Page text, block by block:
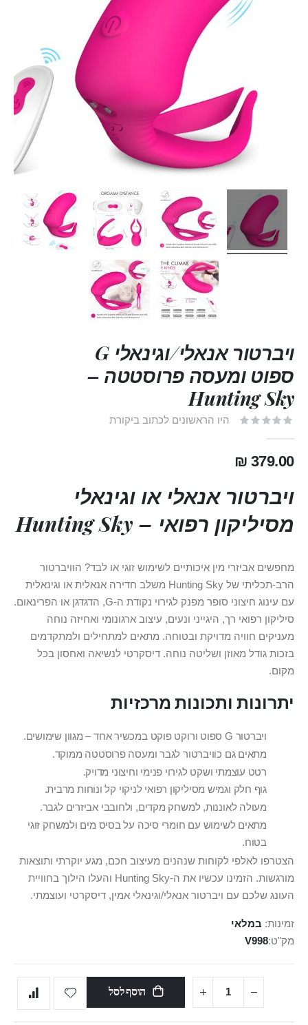
ויברטור אנאלי/וגינאלי G
ספוט ומעסה פרוסטטה –
Hunting Sky
היו הראשונים לכתוב ביקורת
379.00 ₪
ויברטור אנאלי או וגינאלי
מסיליקון רפואי – Hunting Sky
מחפשים אביזרי מין איכותיים לשימוש זוגי או לבד? הוויברטור
הרב-תכליתי של Hunting Sky משלב חדירה אנאלית או וגינאלית
עם עינוג חיצוני סופר מפנק לגירוי נקודת ה-G, הדגדגן או הפרינאום.
סיליקון רפואי רך, היגייני ונעים, עיצוב ארגונומי ואחיזה נוחה
מעניקים חוויה מדויקת ובטוחה. מתאים למתחילים ולמתקדמים
בזכות גודל מאוזן ושליטה נוחה. דיסקרטי לנשיאה ואחסון בכל
מקום.
יתרונות ותכונות מרכזיות
ויברטור G ספוט ורוקט פוקט במכשיר אחד – מגוון שימושים.
מתאים גם כוויברטור לגבר ומעסה פרוסטטה ממוקד.
רטט עוצמתי ושקט לגירוי פנימי וחיצוני מדויק.
גוף חלק וגמיש מסיליקון רפואי לניקוי קל ונוחות מרבית.
מעולה לאוננות, למשחק מקדים, ולחובבי אביזרים לגבר.
מתאים לשימוש עם חומרי סיכה על בסיס מים ולמשחק זוגי
בטוח.
הצטרפו לאלפי לקוחות שנהנים מעיצוב חכם, מגע יוקרתי ותוצאות
מורגשות. הזמינו עכשיו את ה-Hunting Sky והעלו הילוך בחוויית
העונג שלכם עם ויברטור אנאלי/וגינאלי אמין, דיסקרטי ועוצמתי.
זמינות: במלאי
מק"ט V998
הוסף לסל